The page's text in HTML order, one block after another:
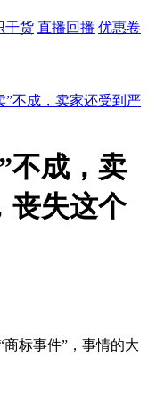
干货 直播回播 优惠卷
”不成，卖家还受到严
不成，卖
丧失这个
标事件”，事情的大